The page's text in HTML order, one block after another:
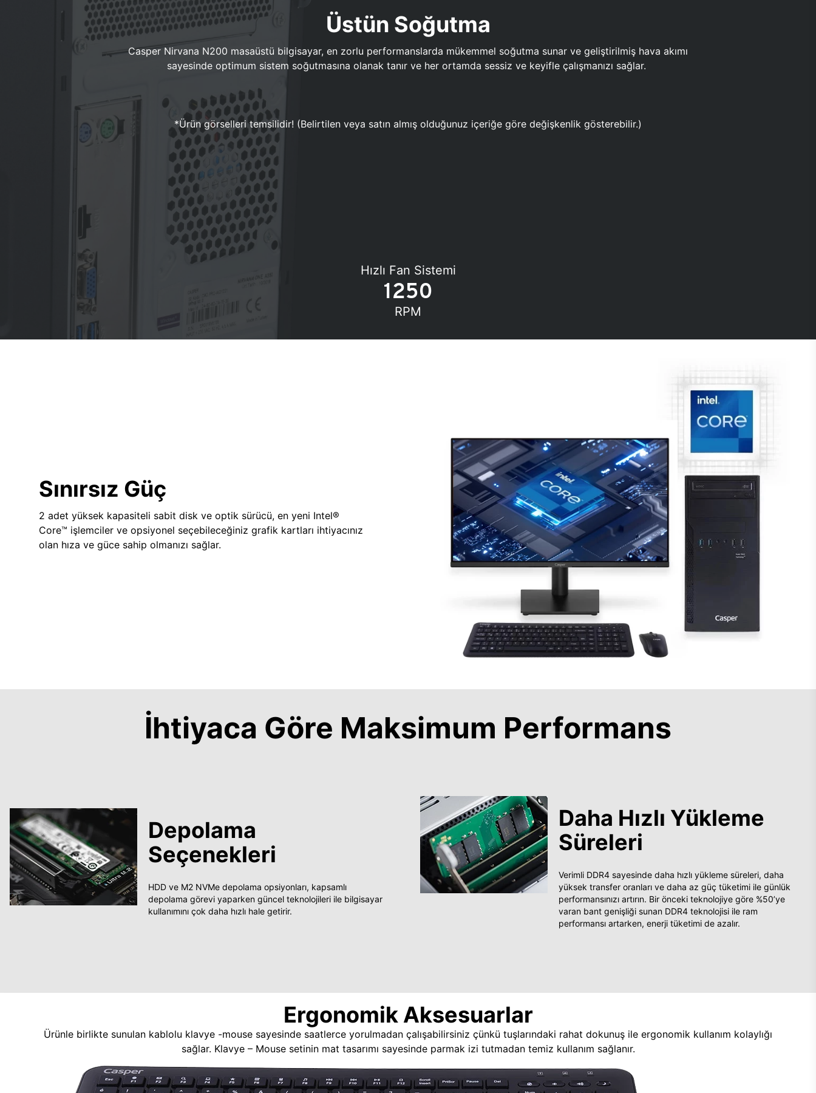
Üstün Soğutma
Casper Nirvana N200 masaüstü bilgisayar, en zorlu performanslarda mükemmel soğutma sunar ve geliştirilmiş hava akımı
sayesinde optimum sistem soğutmasına olanak tanır ve her ortamda sessiz ve keyifle çalışmanızı sağlar.
*Ürün görselleri temsilidir! (Belirtilen veya satın almış olduğunuz içeriğe göre değişkenlik gösterebilir.)
Hızlı Fan Sistemi
1250
RPM
Sınırsız Güç
2 adet yüksek kapasiteli sabit disk ve optik sürücü, en yeni Intel®
Core™ işlemciler ve opsiyonel seçebileceğiniz grafik kartları ihtiyacınız
olan hıza ve güce sahip olmanızı sağlar.
İhtiyaca Göre Maksimum Performans
Depolama
Seçenekleri
HDD ve M2 NVMe depolama opsiyonları, kapsamlı
depolama görevi yaparken güncel teknolojileri ile bilgisayar
kullanımını çok daha hızlı hale getirir.
Daha Hızlı Yükleme
Süreleri
Verimli DDR4 sayesinde daha hızlı yükleme süreleri, daha
yüksek transfer oranları ve daha az güç tüketimi ile günlük
performansınızı artırın. Bir önceki teknolojiye göre %50’ye
varan bant genişliği sunan DDR4 teknolojisi ile ram
performansı artarken, enerji tüketimi de azalır.
Ergonomik Aksesuarlar
Ürünle birlikte sunulan kablolu klavye -mouse sayesinde saatlerce yorulmadan çalışabilirsiniz çünkü tuşlarındaki rahat dokunuş ile ergonomik kullanım kolaylığı
sağlar. Klavye – Mouse setinin mat tasarımı sayesinde parmak izi tutmadan temiz kullanım sağlanır.